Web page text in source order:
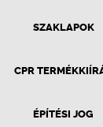
SZAKLAPOK
CPR
ÉPÍTÉSI JOG